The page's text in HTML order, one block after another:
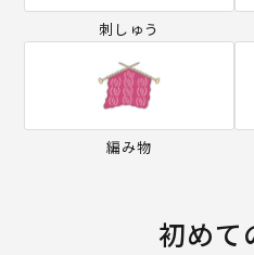
刺しゅう
編み物
初めて